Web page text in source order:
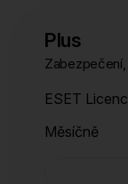
Plus
ESET
Měsíčně